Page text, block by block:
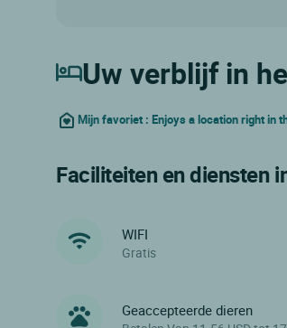
Uw verblijf in
Mijn favoriet : Enjoys a location right in
Faciliteiten en diensten
WIFI
Gratis
Geaccepteerde dieren